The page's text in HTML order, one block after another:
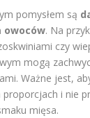
pomysłem są
owoców. Na
czy
mogą
Ważne jest,
i nie
mięsa.